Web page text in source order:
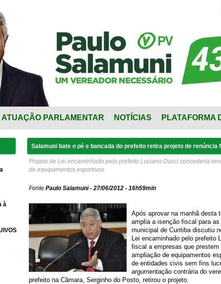
ATUAÇÃO PARLAMENTAR NOTÍCIAS PLATAFORMA
à
Salamuni bate o pé e bancada do prefeito retira projeto de renúncia
Projeto de Lei encaminhado pelo prefeito Luciano Ducci concederia
de equipamentos esportivos.
Fonte Paulo Salamuni - 27/06/2012 - 16h59min
Após aprovar na manhã desta
amplia a isenção fiscal para
municipal de Curitiba discutiu
Lei encaminhado pelo prefeito
fiscal a empresas que
ampliação de equipamentos
de entidades civis sem fins
argumentação contrária do
prefeito na Câmara, Serginho do Posto, retirou o projeto.